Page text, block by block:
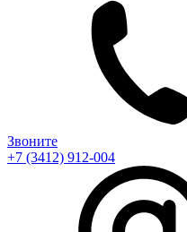
Звоните
+7 (3412) 912-004